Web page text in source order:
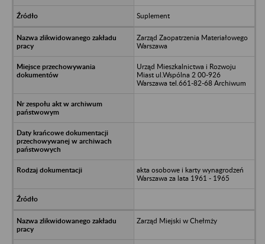
Suplement
Zarząd Zaopatrzenia Materiałowego
Warszawa
Urząd Mieszkalnictwa i Rozwoju
Miast ul.Wspólna 2 00-926
Warszawa tel.661-82-68 Archiwum
akta osobowe i karty wynagrodzeń
Warszawa za lata 1961 - 1965
Zarząd Miejski w Chełmży